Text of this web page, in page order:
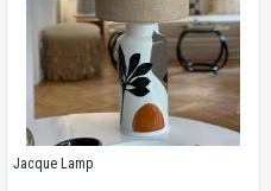
Jacque Lamp